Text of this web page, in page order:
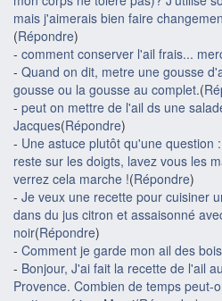
mais j'aimerais bien faire
(Répondre)
- comment conserver l'ail frais...
- Quand on dit, metre une gousse
gousse ou la gousse au complet.(
- peut on mettre de l'ail ds une
Jacques(Répondre)
- Une astuce plutôt qu'une question
reste sur les doigts, lavez vous les
verrez cela marche !(Répondre)
- Je veux une recette pour cuisiner
dans du jus citron et assaisonné
noir(Répondre)
- Comment je garde mon ail des
- Bonjour, J'ai fait la recette de l'ail
Provence. Combien de temps peut-